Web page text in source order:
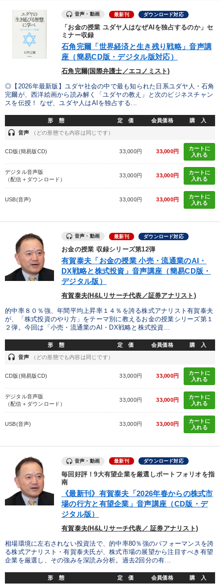
製造業 卸売・小売・飲食業 建設・不動産業
IT・サービス・金融業
早分かり 経営計画 労務問題・リスク対策 サービス
多角化・新規事業
ondemand_video 経営音声・動画を探す refresh 更新する
全国経営者セミナー収録物以外の経営教材（全761タイトル）からお探
しいただけます
カテゴリー
音声と動画で学ぶ
2025年春季全国経営者セミナー収録講演ＣＤ・講演ＤＶＤ・デジ
タル版（音声／動画ストリーミング・ダウンロード）
経営者のための《音声・動画で学ぶ》講演シリーズ
最新トレンドと時代の潮流を押さえる
「利上げ時代の最新・銀行対策」＋「不動産市況予測」＋「市場
予測と株式投資」最新刊
最新刊・戦略参謀ChatGPT実戦法と中小企業のDXと講話ご案内
組織と人を動かすマネジメント力を磨く
歴史・古典に学ぶ実務講話
【最新刊】時代を超える経営150の言葉＋社長のスピーチ・話材
集２タイトル
販売力を強化したい リーダーの魅力向上
経営体系を学びたい 後継者に聞かせたい
音声・動画 最新刊 ダウンロード対応
「お金の授業 ユダヤ人はなぜAIを独占するのか」セ
ミナー収録
石角完爾「世界経済と生き残り戦略」音声講
座（簡易CD版・デジタル版対応）
石角完爾(国際弁護士／エコノミスト)
◎【2026年最新版】ユダヤ社会の中で最も知られた日系ユダヤ人・石角
完爾が、西洋絵画から読み解く「ユダヤの教え」と次のビジネスチャン
スを伝授！ なぜ、ユダヤ人はAIを独占する...
形 態 定 価 会員価格 購 入
headset 音声 （どの形態でも内容は同じです）
CD版(簡易版CD) 33,000円 33,000円
カートに
入れる
デジタル音声版
（配信＋ダウンロード）
33,000円 33,000円
カートに
入れる
USB(音声) 33,000円 33,000円
カートに
入れる
音声・動画 最新刊 ダウンロード対応
お金の授業 収録シリーズ第12弾
有賀泰夫「お金の授業 小売・流通業のAI・
DX戦略と株式投資」音声講座（簡易CD版・
デジタル版）
有賀泰夫(H&Lリサーチ代表／証券アナリスト)
的中率８０％強、年間平均上昇率１４％を誇る株式アナリスト有賀泰夫
が、「株式投資のやり方」をテーマ別に教えるお金の授業シリーズ第１
２弾。今回は「小売・流通業のAI・DX戦略と株式投資...
形 態 定 価 会員価格 購 入
headset 音声 （どの形態でも内容は同じです）
CD版(簡易版CD) 33,000円 33,000円
カートに
入れる
デジタル音声版
（配信＋ダウンロード）
33,000円 33,000円
カートに
入れる
USB(音声) 33,000円 33,000円
カートに
入れる
音声・動画 最新刊 ダウンロード対応
毎回好評！9大有望企業を厳選しポートフォリオを指
南
《最新刊》有賀泰夫「2026年春からの株式市
場の行方と有望企業」音声講座（CD版・デ
ジタル版）
有賀泰夫(H&Lリサーチ代表／ 証券アナリスト)
相場環境に左右されない投資法で、的中率80％強のパフォーマンスを誇
る株式アナリスト・有賀泰夫氏が、株式市場の展望から注目すべき有望
企業を厳選し、その強みを深読み分析。過去2回分の有...
形 態 定 価 会員価格 購 入